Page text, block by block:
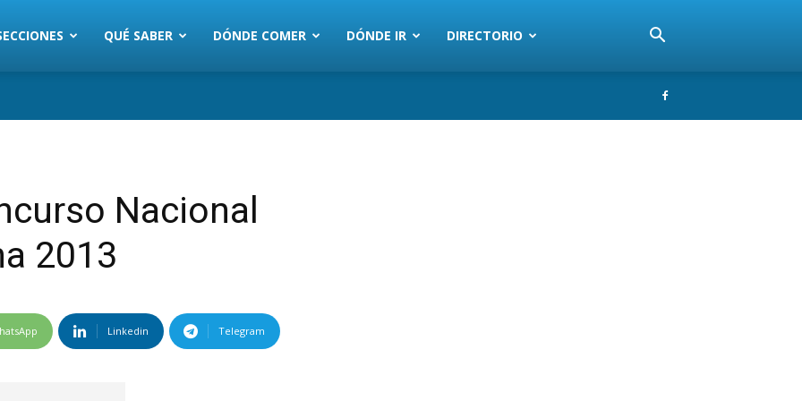
QUÉ SABER DÓNDE COMER DÓNDE IR DIRECTORIO
Nacional
2013
Linkedin Telegram